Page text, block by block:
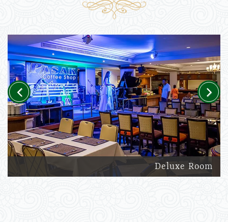
Deluxe Room
Previous Next